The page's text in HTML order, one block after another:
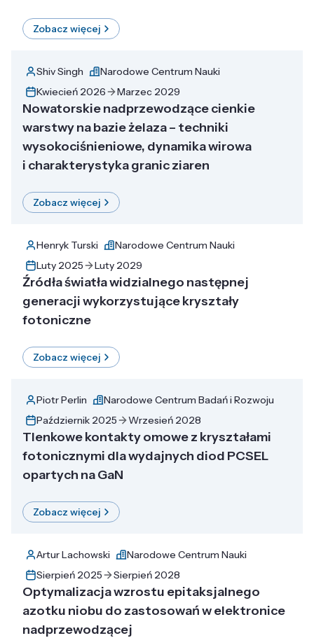
Zobacz więcej
Nowatorskie nadprzewodzące cienkie
warstwy na bazie żelaza – techniki
wysokociśnieniowe, dynamika wirowa
i charakterystyka granic ziaren
Zobacz więcej
Shiv Singh
Narodowe Centrum Nauki
Kwiecień 2026
Marzec 2029
Źródła światła widzialnego następnej
generacji wykorzystujące kryształy
fotoniczne
Zobacz więcej
Henryk Turski
Narodowe Centrum Nauki
Luty 2025
Luty 2029
Tlenkowe kontakty omowe z kryształami
fotonicznymi dla wydajnych diod PCSEL
opartych na GaN
Zobacz więcej
Piotr Perlin
Narodowe Centrum Badań i Rozwoju
Październik 2025
Wrzesień 2028
Optymalizacja wzrostu epitaksjalnego
azotku niobu do zastosowań w elektronice
nadprzewodzącej
Artur Lachowski
Narodowe Centrum Nauki
Sierpień 2025
Sierpień 2028